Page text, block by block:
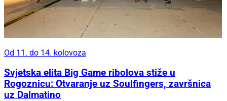
Od 11. do 14. kolovoza
Svjetska elita Big Game ribolova stiže u
Rogoznicu: Otvaranje uz Soulfingers, završnica
uz Dalmatino